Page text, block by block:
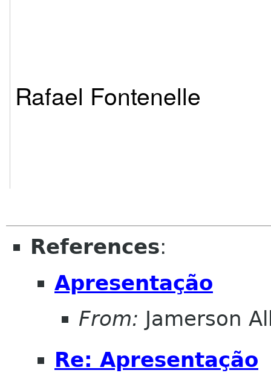
Rafael Fontenelle
References:
Apresentação
From: Jamerson
Re: Apresentação